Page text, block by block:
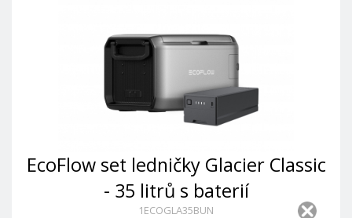
EcoFlow set ledničky Glacier Classic
- 35 litrů s baterií
1ECOGLA35BUN